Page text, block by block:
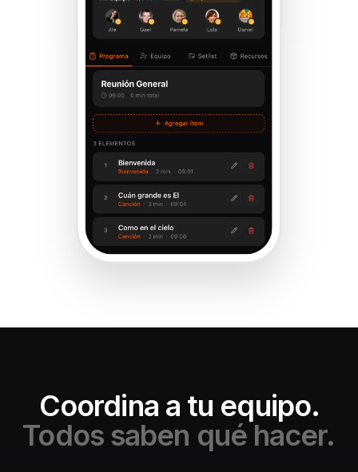
Coordina a tu equipo.
Todos saben qué hacer.